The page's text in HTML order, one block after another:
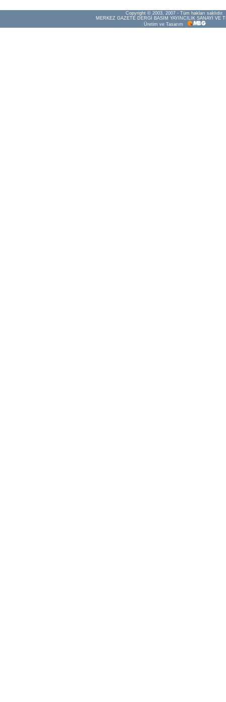
Copyright © 2003, 2007 - Tüm hakları saklıdır.
MERKEZ GAZETE DERGİ BASIM YAYINCILIK SANAYİ VE
Üretim ve Tasarım